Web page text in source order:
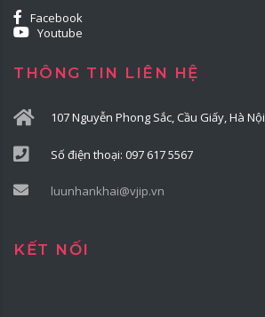
Facebook
Youtube
THÔNG TIN LIÊN HỆ
107 Nguyễn Phong Sắc, Cầu Giấy, Hà Nội
Số điện thoại: 097 617 5567
luunhankhai@vjip.vn
KẾT NỐI